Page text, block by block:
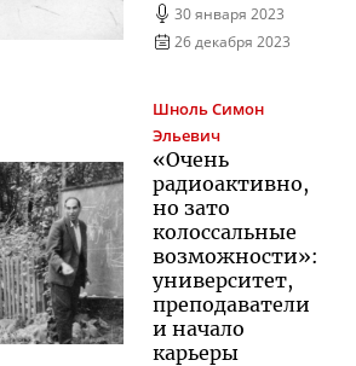
30 января 2023
26 декабря 2023
ШнольСимон
Эльевич
«Очень
радиоактивно,
но зато
колоссальные
возможности»:
университет,
преподаватели
и начало
карьеры